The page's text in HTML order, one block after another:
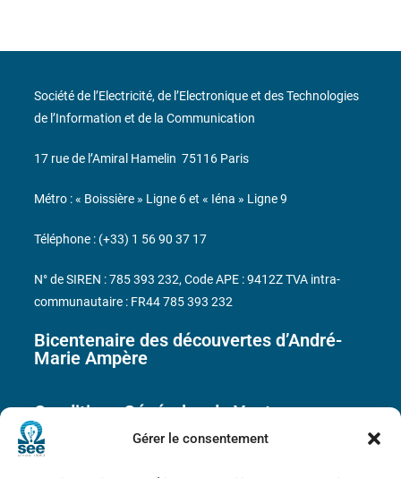
Gérer le consentement
Bicentenaire des découvertes d’André-
Marie Ampère
Conditions Générales de Vente
Société de l’Electricité, de l’Electronique et des Technologies
de l’Information et de la Communication
17 rue de l’Amiral Hamelin 75116 Paris
Métro : « Boissière » Ligne 6 et « Iéna » Ligne 9
Téléphone : (+33) 1 56 90 37 17
N° de SIREN : 785 393 232, Code APE : 9412Z TVA intra-
communautaire : FR44 785 393 232